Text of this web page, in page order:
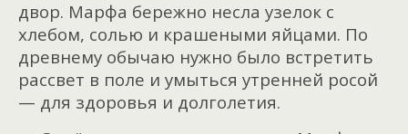
двор. Марфа бережно несла узелок с
хлебом, солью и крашеными яйцами. По
древнему обычаю нужно было встретить
рассвет в поле и умыться утренней росой
— для здоровья и долголетия.